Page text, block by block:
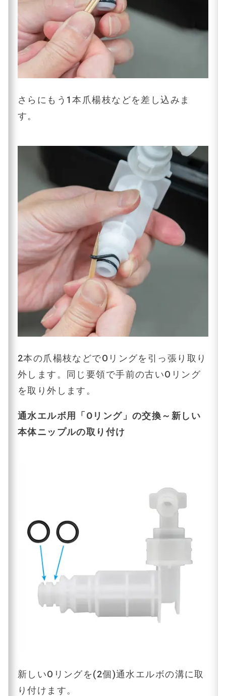
さらにもう1本爪楊枝などを差し込みま
す。
2本の爪楊枝などでOリングを引っ張り取り
外します。同じ要領で手前の古いOリング
を取り外します。
通水エルボ用「Oリング」の交換～新しい
本体ニップルの取り付け
新しいOリングを(2個)通水エルボの溝に取
り付けます。